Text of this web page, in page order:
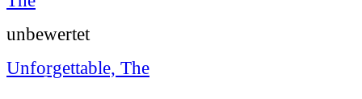
unbewertet
Unforgettable, The
Userbewertung:Nicht vorhanden |